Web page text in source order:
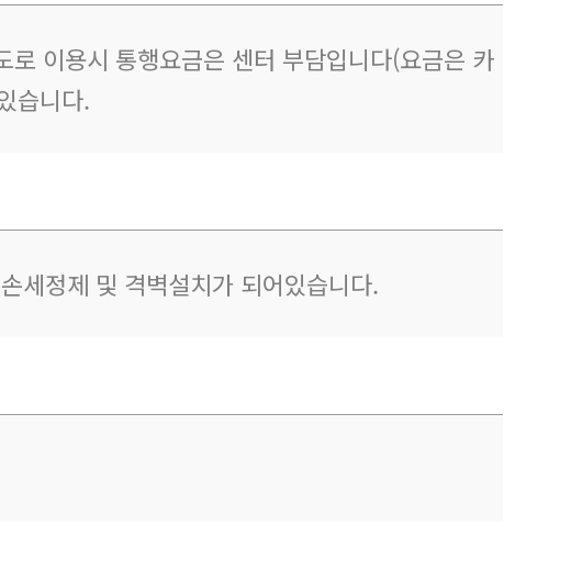
이용시 통행요금은 센터 부담입니다(요금은 카
습니다.
세정제 및 격벽설치가 되어있습니다.